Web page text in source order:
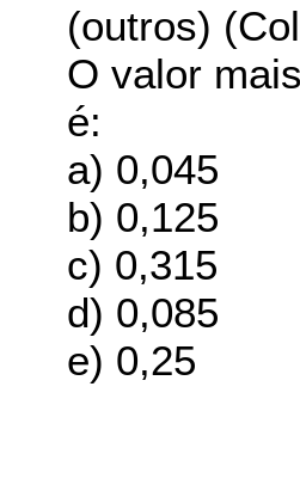
(outros)
O valor
é:
a) 0,045
b) 0,125
c) 0,315
d) 0,085
e) 0,25